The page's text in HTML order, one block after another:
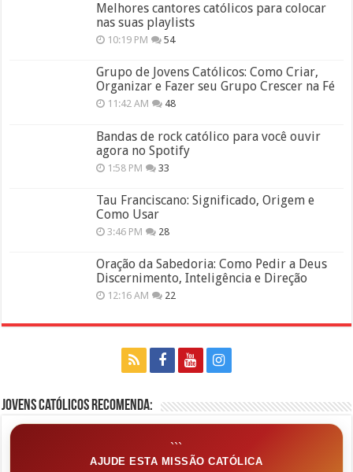
Melhores cantores católicos para colocar
nas suas playlists
10:19 PM 54
Grupo de Jovens Católicos: Como Criar,
Organizar e Fazer seu Grupo Crescer na Fé
11:42 AM 48
Bandas de rock católico para você ouvir
agora no Spotify
1:58 PM 33
Tau Franciscano: Significado, Origem e
Como Usar
3:46 PM 28
Oração da Sabedoria: Como Pedir a Deus
Discernimento, Inteligência e Direção
12:16 AM 22
Jovens Católicos Recomenda:
```
AJUDE ESTA MISSÃO CATÓLICA